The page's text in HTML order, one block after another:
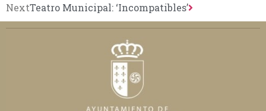
NextTeatro Municipal: ‘Incompatibles’